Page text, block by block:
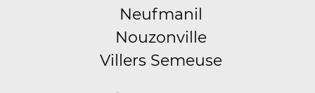
Neufmanil
Nouzonville
Villers Semeuse